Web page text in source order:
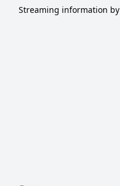
Streaming information by